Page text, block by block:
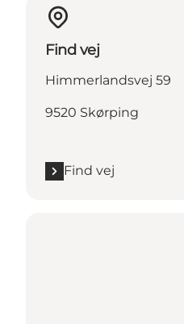
Find vej
Himmerlandsvej 59
9520 Skørping
Find vej